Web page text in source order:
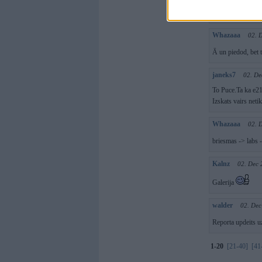
Whazaaa 02.
Ā un piedod, bet
janeks7 02.
To Puce.Ta ka
Izskats vairs
Whazaaa 02.
briesmas -> labs
Kalnz 02. Dec
Galerija
walder 02.
Reporta updeits
1-20 [21-40]